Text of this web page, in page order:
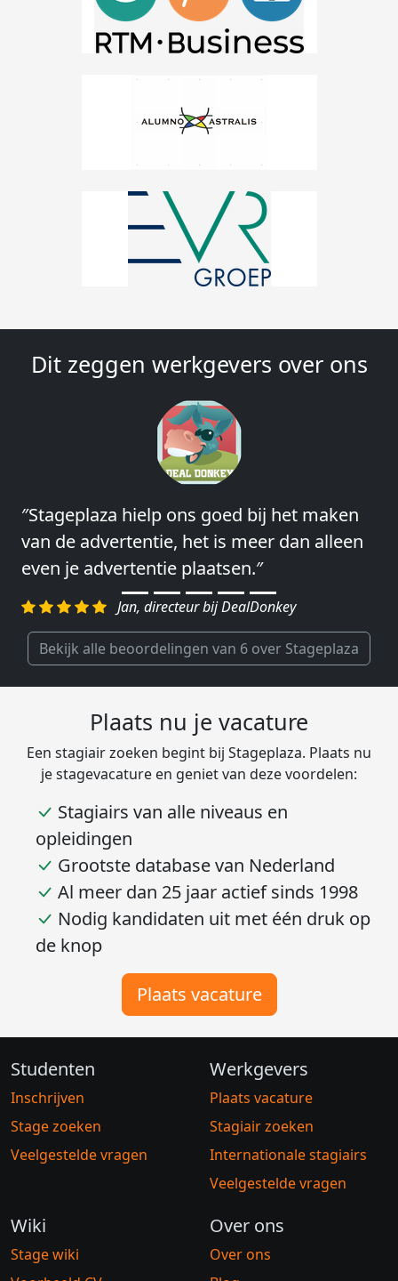
Dit zeggen werkgevers over ons
″Stageplaza hielp ons goed bij het maken
van de advertentie, het is meer dan alleen
even je advertentie plaatsen.″
Jan, directeur bij DealDonkey
″Wij hebben in ieder geval prima
ervaringen met Stageplaza: elke keer weer
weet Stageplaza prima kandidaten snel te
regelen.″
Harald, Head of Shared Service Center bij
VION Food Netherlands
Plaats nu je vacature
Een stagiair zoeken begint bij Stageplaza. Plaats nu
je stagevacature en geniet van deze voordelen:
Stagiairs van alle niveaus en
opleidingen
Grootste database van Nederland
Al meer dan 25 jaar actief sinds 1998
Plaats vacature
Studenten
Inschrijven
Werkgevers
Plaats vacature
Stagiair zoeken
Veelgestelde vragen
Wiki Over ons